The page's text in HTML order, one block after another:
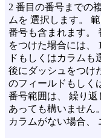
2 番目の番号までの
ムを 選択します。
番号も含まれます。
をつけた場合には、
ドもしくはカラム
後にダッシュをつけ
のフィールドもしく
番号範囲は、 繰り
あっても構いません
カラムがない場合、